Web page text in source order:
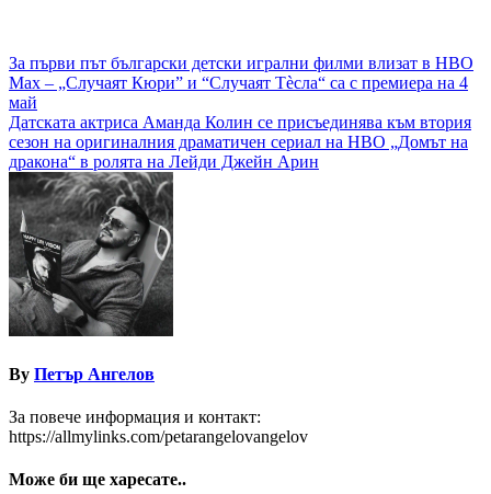
Навигация
За първи път български детски игрални филми влизат в HBO
Max – „Случаят Кюри” и “Случаят Тèсла“ са с премиера на 4
май
Датската актриса Аманда Колин се присъединява към втория
сезон на оригиналния драматичен сериал на HBO „Домът на
дракона“ в ролята на Лейди Джейн Арин
By Петър Ангелов
За повече информация и контакт:
https://allmylinks.com/petarangelovangelov
Може би ще харесате..